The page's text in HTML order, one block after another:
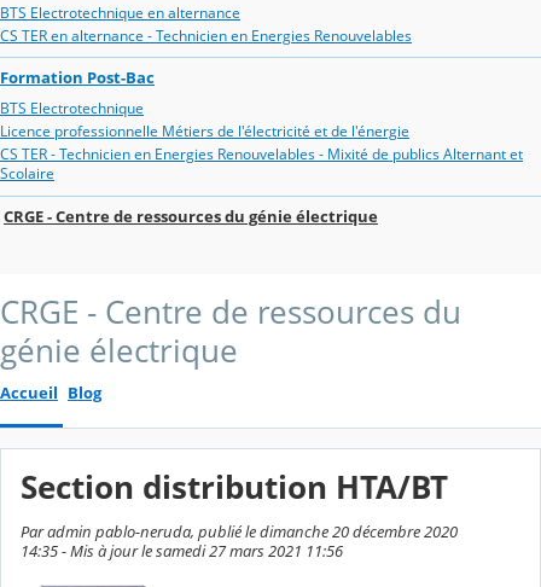
BTS Electrotechnique en alternance
CS TER en alternance - Technicien en Energies Renouvelables
Formation Post-Bac
BTS Electrotechnique
Licence professionnelle Métiers de l'électricité et de l'énergie
CS TER - Technicien en Energies Renouvelables - Mixité de publics Alternant et
Scolaire
CRGE - Centre de ressources du génie électrique
CRGE - Centre de ressources du
génie électrique
Accueil Blog
Section distribution HTA/BT
Par admin pablo-neruda, publié le dimanche 20 décembre 2020
14:35 - Mis à jour le samedi 27 mars 2021 11:56